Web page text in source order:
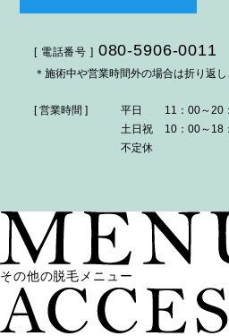
[ 電話番号 ] 080-5906-0011
＊施術中や営業時間外の場合は折り返し
[ 営業時間 ] 平日
11：00～20
土日祝
10：00～18
不定休
その他の脱毛メニュー